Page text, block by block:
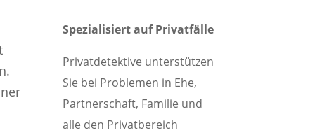
Spezialisiert auf Privatfälle
Privatdetektive unterstützen
Sie bei Problemen in Ehe,
Partnerschaft, Familie und
alle den Privatbereich